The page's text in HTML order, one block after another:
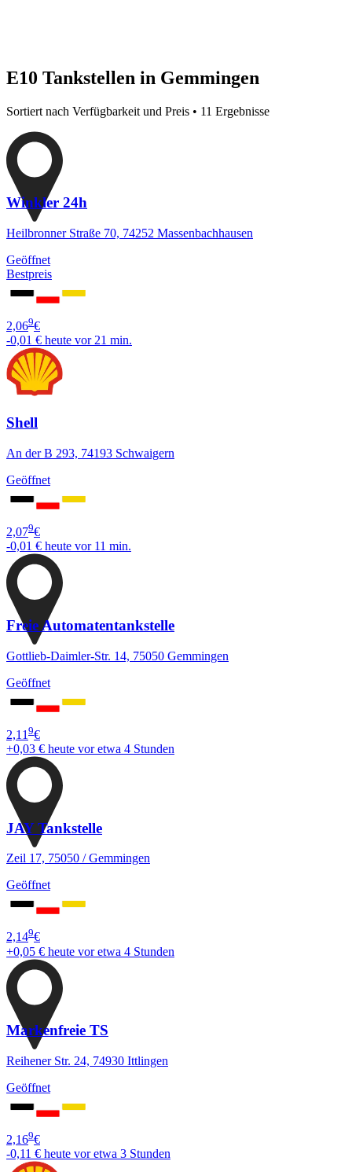
E10 Tankstellen in Gemmingen
Sortiert nach Verfügbarkeit und Preis • 11 Ergebnisse
Winkler 24h
Heilbronner Straße 70, 74252 Massenbachhausen
Geöffnet
Bestpreis
2,069€
-0,01 € heute vor 21 min.
Shell
An der B 293, 74193 Schwaigern
Geöffnet
2,079€
-0,01 € heute vor 11 min.
Freie Automatentankstelle
Gottlieb-Daimler-Str. 14, 75050 Gemmingen
Geöffnet
2,11 9€
+0,03 € heute vor etwa 4 Stunden
JAY Tankstelle
Zeil 17, 75050 / Gemmingen
Geöffnet
2,149€
+0,05 € heute vor etwa 4 Stunden
Markenfreie TS
Reihener Str. 24, 74930 Ittlingen
Geöffnet
2,169€
-0,11 € heute vor etwa 3 Stunden